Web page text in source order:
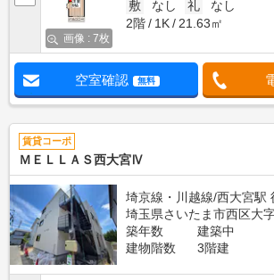
画像 : 7枚
敷 なし 礼
なし
2階
1K 21.63㎡
空室確認 無料
賃貸コーポ
ＭＥＬＬＡＳ西大宮Ⅳ
埼京線・川越線/西大宮駅
埼玉県さいたま市西区大
築年数
建築中
建物階数
3階建